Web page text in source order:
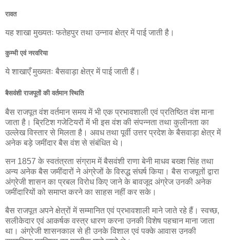
रावत
यह शाखा मुख्यतः फतेहपुर तथा उन्नाव क्षेत्र में पाई जाती है।
कुम्भी एवं नरवरिया
ये शाखाएँ मुख्यतः बैसवाड़ा क्षेत्र में पाई जाती हैं।
बैसवंशी राजपूतों की वर्तमान स्थिति
बैस राजपूत वंश वर्तमान समय में भी एक प्रभावशाली एवं प्रतिष्ठित वंश माना
जाता है। ब्रिटिश गजेटियरों में भी इस वंश की संपन्नता तथा कुलीनता का
उल्लेख विस्तार से मिलता है। अवध तथा पूर्वी उत्तर प्रदेश के बैसवाड़ा क्षेत्र में
अनेक बड़े जमींदार बैस वंश से संबंधित थे।
सन 1857 के स्वतंत्रता संग्राम में बैसवंशी राणा बेनी माधव बख्श सिंह तथा
अन्य अनेक बैस जमींदारों ने अंग्रेजों के विरुद्ध संघर्ष किया। बैस राजपूतों द्वारा
अंग्रेजी शासन का प्रबल विरोध किए जाने के बावजूद अंग्रेज उनकी अनेक
जमींदारियों को समाप्त करने का साहस नहीं कर सके।
बैस राजपूत अपने क्षेत्रों में सम्मानित एवं प्रभावशाली माने जाते रहे हैं। स्वच्छ,
सलीकेदार एवं आकर्षक वस्त्र धारण करना उनकी विशेष पहचान माना जाता
था। अंग्रेजी शासनकाल से ही उनके विशाल एवं पक्के आवास उनकी